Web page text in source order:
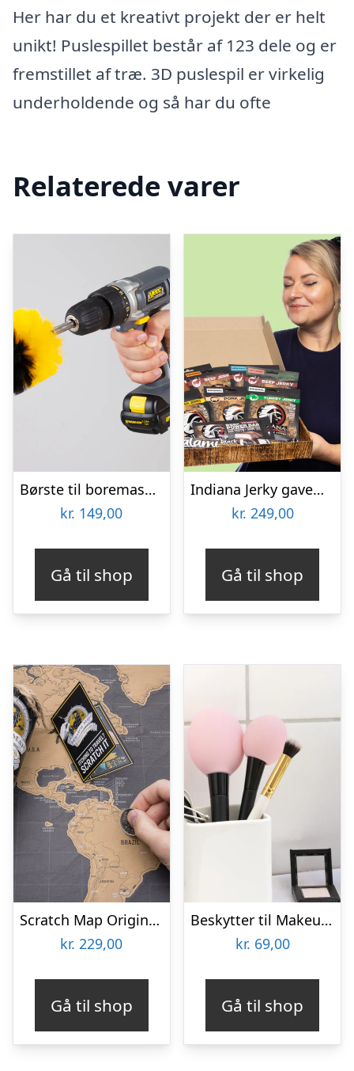
Her har du et kreativt projekt der er helt
unikt! Puslespillet består af 123 dele og er
fremstillet af træ. 3D puslespil er virkelig
underholdende og så har du ofte
Relaterede varer
Børste til boremaskine 3-pak – Wibbri
kr. 149,00
Gå til shop
Indiana Jerky gaveæske
kr. 249,00
Gå til shop
Scratch Map Original Deluxe
kr. 229,00
Gå til shop
Beskytter til Makeupbørster 3-pak
kr. 69,00
Gå til shop